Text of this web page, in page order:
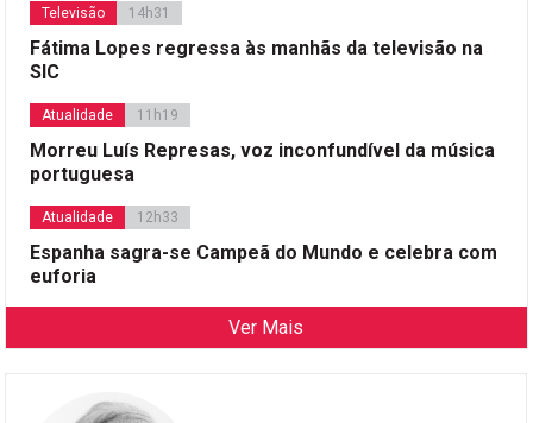
Televisão 14h31
Fátima Lopes regressa às manhãs da televisão na
SIC
Atualidade 11h19
Morreu Luís Represas, voz inconfundível da música
portuguesa
Atualidade 12h33
Espanha sagra-se Campeã do Mundo e celebra com
euforia
Ver Mais